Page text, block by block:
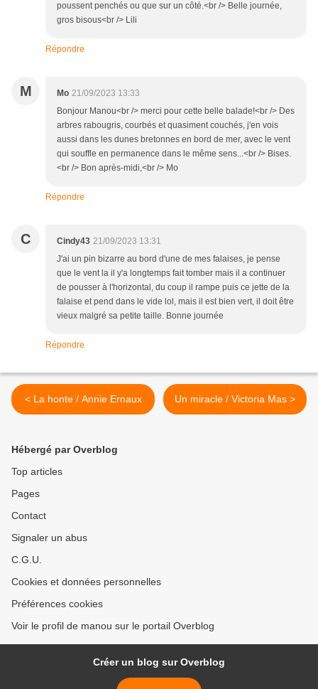
poussent penchés ou que sur un côté.<br /> Belle journée,
gros bisous<br /> Lili
Répondre
M Mo 21/09/2023 13:33
Bonjour Manou<br /> merci pour cette belle balade!<br /> Des
arbres rabougris, courbés et quasiment couchés, j'en vois
aussi dans les dunes bretonnes en bord de mer, avec le vent
qui souffle en permanence dans le même sens...<br /> Bises.
<br /> Bon après-midi,<br /> Mo
Répondre
C Cindy43 21/09/2023 13:31
J'ai un pin bizarre au bord d'une de mes falaises, je pense
que le vent la il y'a longtemps fait tomber mais il a continuer
de pousser à l'horizontal, du coup il rampe puis ce jette de la
falaise et pend dans le vide lol, mais il est bien vert, il doit être
vieux malgré sa petite taille. Bonne journée
Répondre
< La honte / Annie Ernaux Un miracle / Victoria Mas >
Hébergé par Overblog
Top articles
Pages
Contact
Signaler un abus
C.G.U.
Cookies et données personnelles
Préférences cookies
Voir le profil de manou sur le portail Overblog
Créer un blog sur Overblog